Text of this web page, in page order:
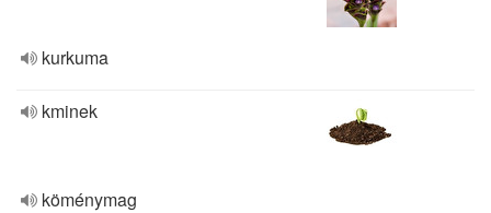
kurkuma
kminek
köménymag